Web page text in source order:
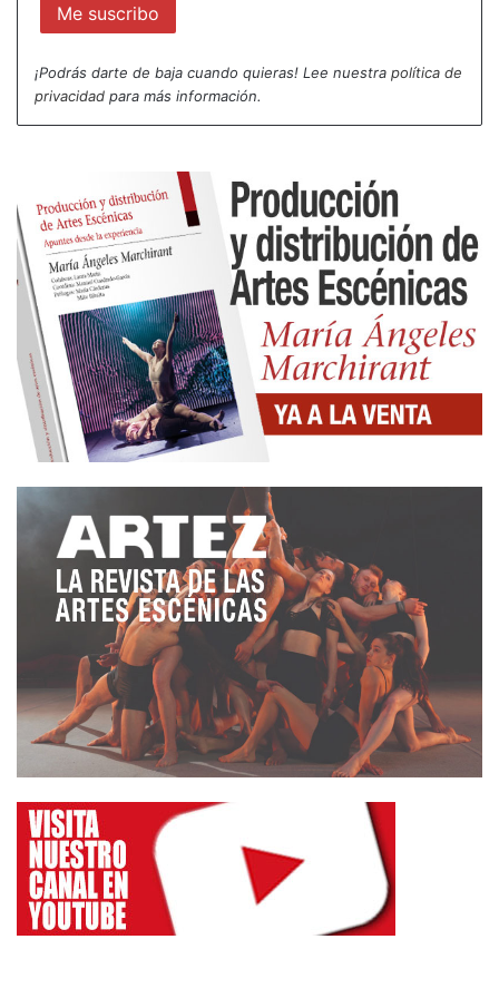
corresponde con una poética teatral exenta de
performance y en la relación con el público. Menos
generosa de gracias, guiños y detalles riquísimos.
Así que la austeridad de medios materiales no
implica, para nada, una austeridad expresiva y
teatral.
En As que limpanno son los personajes que
simulan y la historia que nos cuentan, o la buena
voluntad en lo que atañe a lo ideológico (denuncia
de la explotación, el clasismo, el machismo, la
corrupción, el turismo extractivo y depredador…), lo
que nos maravilla, que también, sino ellas, las tres
actrices: Areta Bolado, Noelia Castro y Ailén
Kendelman, y sus habilidades en el juego del teatro
y en el género cómico.
La hermosa singularidad de las tres y la mágica
conexión que existe entre ellas (tan difícil de sentir
en los espectáculos que salen de un casting o de
cualquier otra concertación que no sea este
simbiótico encuentro de energías, perspectivas y
quereres) revierte hacia la platea. Porque el buen
rollo, igual que el mal rollo, se contagian.
La maravilla también es ese teatro a pelo, sin
trampa ni cartón, en el que el efecto no esconde el
truco, sino que se deleita en su mostración.
¡Podrás darte de baja cuando quieras! Lee nuestra política de
privacidad para más información.